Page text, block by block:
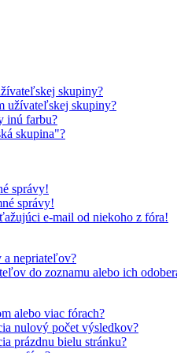
skupiny?
užívateľskej skupiny?
inú farbu?
skupina"?
správy!
správy!
e-mail od niekoho z fóra!
a nepriateľov?
do zoznamu alebo ich
alebo viac fórach?
nulový počet výsledkov?
prázdnu bielu stránku?